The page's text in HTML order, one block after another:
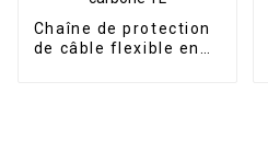
Chaîne de protection
de câble flexible en